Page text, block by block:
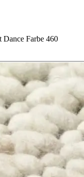
Dance Farbe 460